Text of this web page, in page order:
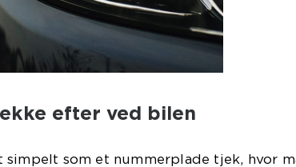
efter ved bilen
simpelt som et nummerplade tjek, hvor